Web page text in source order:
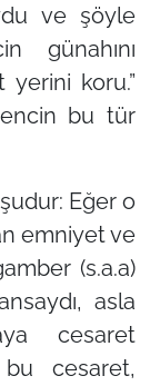
ve şöyle
günahını
koru.”
bu tür
Eğer o
emniyet ve
(s.a.a)
asla
cesaret
cesaret,